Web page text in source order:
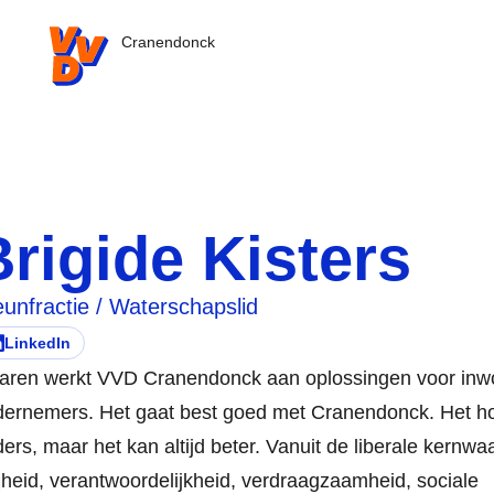
VVD.nl - Ga naar de homepage
Cranendonck
Kisters
/ Waterschapslid
deze persoon zijn/haar
LinkedInin nieuw tabblad)
werkt VVD Cranendonck aan oplossingen voor
Het gaat best goed met Cranendonck. Het
maar het kan altijd beter. Vanuit de liberale
verantwoordelijkheid, verdraagzaamheid, sociale